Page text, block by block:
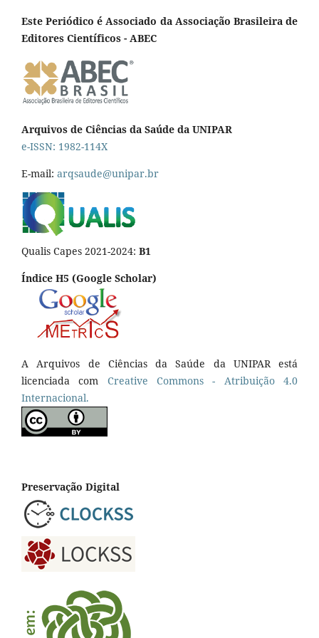
Este Periódico é Associado da Associação Brasileira de
Editores Científicos - ABEC
Arquivos de Ciências da Saúde da UNIPAR
e-ISSN: 1982-114X
E-mail: arqsaude@unipar.br
Qualis Capes 2021-2024: B1
Índice H5 (Google Scholar)
A Arquivos de Ciências da Saúde da UNIPAR está
licenciada com Creative Commons - Atribuição 4.0
Internacional.
Preservação Digital